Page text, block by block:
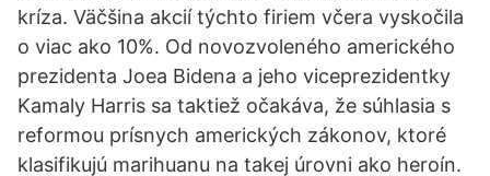
kríza. Väčšina akcií týchto firiem včera vyskočila
o viac ako 10%. Od novozvoleného amerického
prezidenta Joea Bidena a jeho viceprezidentky
Kamaly Harris sa taktiež očakáva, že súhlasia s
reformou prísnych amerických zákonov, ktoré
klasifikujú marihuanu na takej úrovni ako heroín.